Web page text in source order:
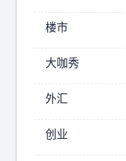
统
运
日
2025-
10-10
10:37
美
楼市
大咖秀
外汇
创业